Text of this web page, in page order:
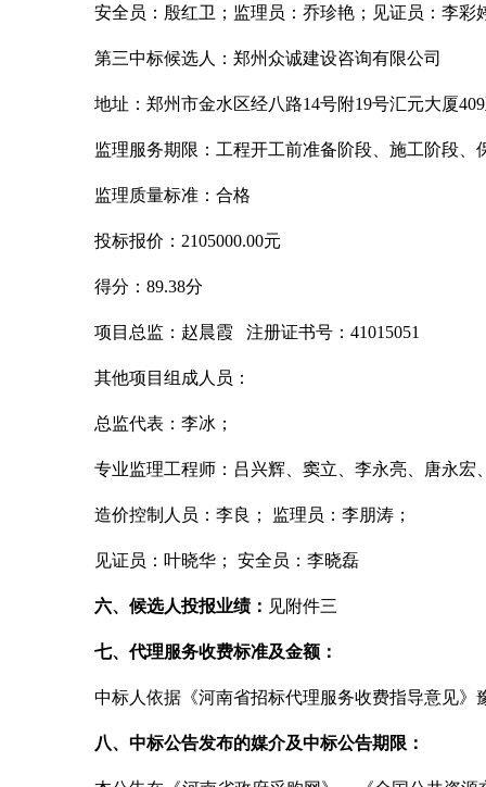
安全员：殷红卫；监理员：乔珍艳；见证员：李彩
第三中标候选人：郑州众诚建设咨询有限公司
地址：郑州市金水区经八路14号附19号汇元大厦
监理服务期限：工程开工前准备阶段、施工阶段、
监理质量标准：合格
投标报价： 2105000.00元
得分： 89.38分
项目总监：赵晨霞 注册证书号：41015051
其他项目组成人员：
总监代表：李冰；
专业监理工程师：吕兴辉、窦立、李永亮、唐永宏
造价控制人员：李良； 监理员：李朋涛；
见证员：叶晓华； 安全员：李晓磊
六、候选人投报业绩： 见附件三
七、代理服务收费标准及金额：
中标人依据《河南省招标代理服务收费指导意见》
八、中标公告发布的媒介及中标公告期限：